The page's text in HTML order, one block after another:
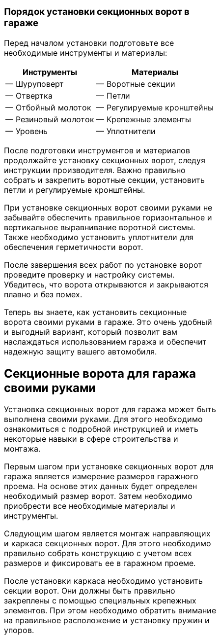
Порядок установки секционных ворот в
гараже
Перед началом установки подготовьте все
необходимые инструменты и материалы:
Инструменты
Материалы
— Шуруповерт
— Воротные секции
— Отвертка
— Петли
— Отбойный молоток — Регулируемые кронштейны
— Резиновый молоток — Крепежные элементы
— Уровень
— Уплотнители
После подготовки инструментов и материалов
продолжайте установку секционных ворот, следуя
инструкции производителя. Важно правильно
собрать и закрепить воротные секции, установить
петли и регулируемые кронштейны.
При установке секционных ворот своими руками не
забывайте обеспечить правильное горизонтальное и
вертикальное выравнивание воротной системы.
Также необходимо установить уплотнители для
обеспечения герметичности ворот.
После завершения всех работ по установке ворот
проведите проверку и настройку системы.
Убедитесь, что ворота открываются и закрываются
плавно и без помех.
Теперь вы знаете, как установить секционные
ворота своими руками в гараже. Это очень удобный
и выгодный вариант, который позволит вам
наслаждаться использованием гаража и обеспечит
надежную защиту вашего автомобиля.
Секционные ворота для гаража
своими руками
Установка секционных ворот для гаража может быть
выполнена своими руками. Для этого необходимо
ознакомиться с подробной инструкцией и иметь
некоторые навыки в сфере строительства и
монтажа.
Первым шагом при установке секционных ворот для
гаража является измерение размеров гаражного
проема. На основе этих данных будет определен
необходимый размер ворот. Затем необходимо
приобрести все необходимые материалы и
инструменты.
Следующим шагом является монтаж направляющих
и каркаса секционных ворот. Для этого необходимо
правильно собрать конструкцию с учетом всех
размеров и фиксировать ее в гаражном проеме.
После установки каркаса необходимо установить
секции ворот. Они должны быть правильно
закреплены с помощью специальных крепежных
элементов. При этом необходимо обратить внимание
на правильное расположение и установку пружин и
упоров.